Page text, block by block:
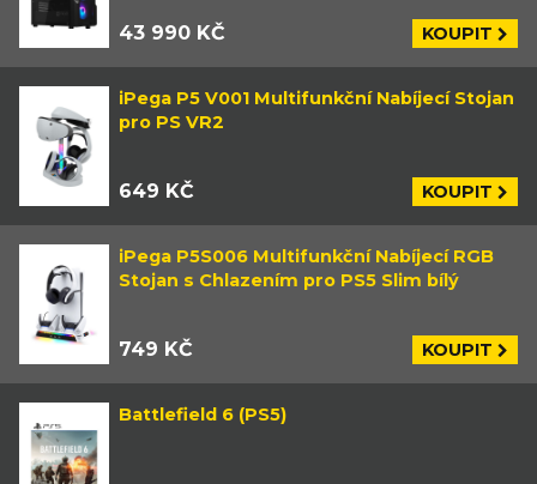
43 990 KČ KOUPIT
iPega P5 V001 Multifunkční Nabíjecí Stojan
pro PS VR2
649 KČ KOUPIT
iPega P5S006 Multifunkční Nabíjecí RGB
Stojan s Chlazením pro PS5 Slim bílý
749 KČ KOUPIT
Battlefield 6 (PS5)